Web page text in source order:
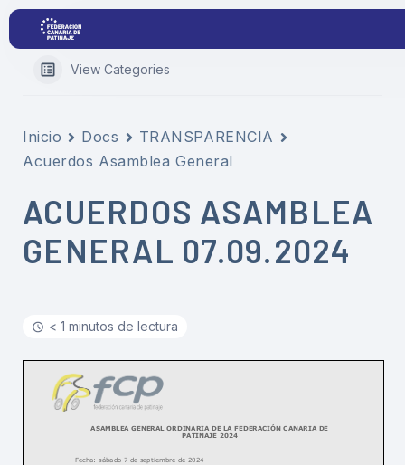
View Categories
Inicio Docs
TRANSPARENCIA
Acuerdos Asamblea General
ACUERDOS ASAMBLEA
GENERAL 07.09.2024
< 1 minutos de lectura
Competiciones
Clubs
Documentación
Formación